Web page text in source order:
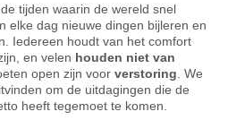
tijden waarin de wereld snel
elke dag nieuwe dingen bijleren en
Iedereen houdt van het comfort
en velen houden niet van
open zijn voorverstoring . We
om de uitdagingen die de
heeft tegemoet te komen.